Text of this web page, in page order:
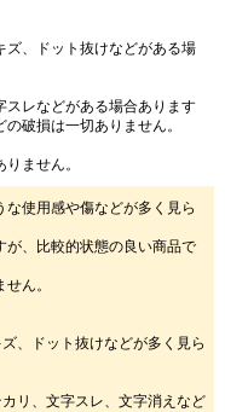
ズ、ドット抜けなどがある場
スレなどがある場合あります
破損は一切ありません。
ません。
な使用感や傷などが多く見ら
が、比較的状態の良い商品で
ん。
、ドット抜けなどが多く見ら
リ、文字スレ、文字消えなど